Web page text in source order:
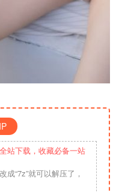
站下载，收藏必备一站
“7z”就可以解压了，